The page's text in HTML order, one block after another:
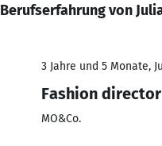
Berufserfahrung von
3 Jahre und 5 Monate,
Fashion director
MO&Co.